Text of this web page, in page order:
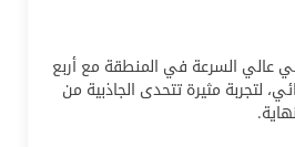
عالي السرعة في المنطقة مع أربع
لتجربة مثيرة تتحدى الجاذبية من